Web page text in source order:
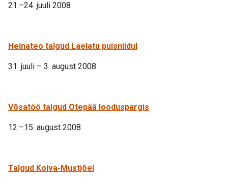
21.–24. juuli 2008
Heinateo talgud Laelatu puisniidul
31. juuli – 3. august 2008
Võsatöö talgud Otepää looduspargis
12.–15. august 2008
Talgud Koiva-Mustjõel